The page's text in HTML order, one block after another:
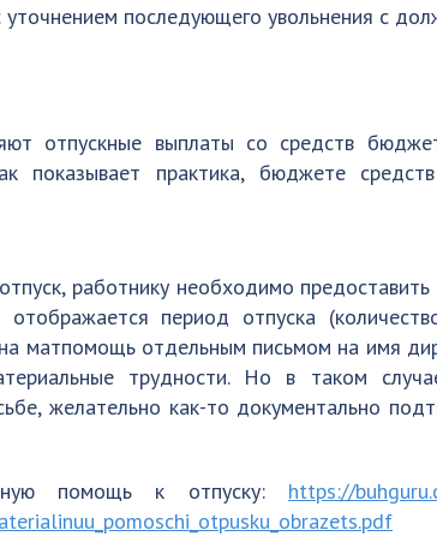
последующего увольнения с
отпускные выплаты со средств
показывает практика, бюджете
работнику необходимо предоставить
отображается период отпуска
матпомощь отдельным письмом на имя
трудности. Но в таком
желательно как-то документально
помощь к отпуску: https://